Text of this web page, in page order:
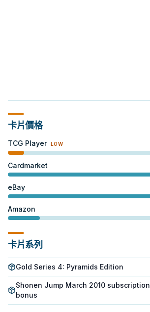
卡片價格
TCG Player LOW
Cardmarket
eBay
Amazon
卡片系列
Gold Series 4: Pyramids Edition
Shonen Jump March 2010 subscription
bonus